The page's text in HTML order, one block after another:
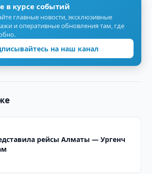
в курсе событий
главные новости, эксклюзивные
и оперативные обновления там, где
на наш канал
рейсы Алматы — Ургенч